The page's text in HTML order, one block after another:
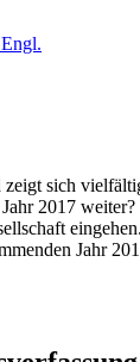
sich
2017
Jahr